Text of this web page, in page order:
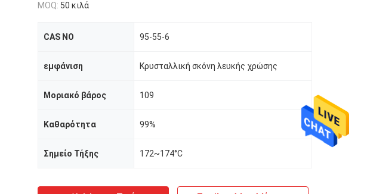
MOQ: 50 κιλά
CAS NO 95-55-6
εμφάνιση Κρυσταλλική σκόνη λευκής χρώσης
Μοριακό βάρος 109
Καθαρότητα 99%
Σημείο Τήξης 172~174°C